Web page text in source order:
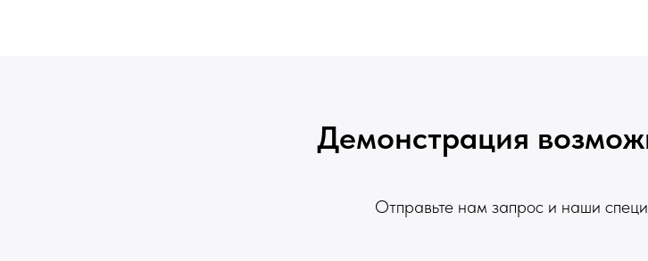
Демонстрация
Отправьте нам запрос и наши